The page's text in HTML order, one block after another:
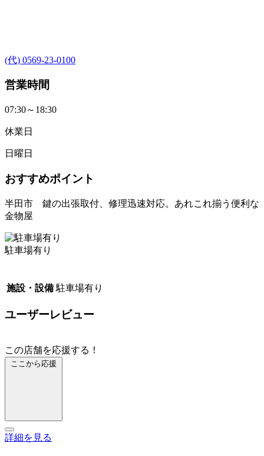
(代) 0569-23-0100
営業時間
07:30～18:30
休業日
日曜日
おすすめポイント
半田市 鍵の出張取付、修理迅速対応。あれこれ揃う便利な
金物屋
駐車場有り
施設・設備 駐車場有り
ユーザーレビュー
この店舗を応援する！
ここから応援
詳細を見る